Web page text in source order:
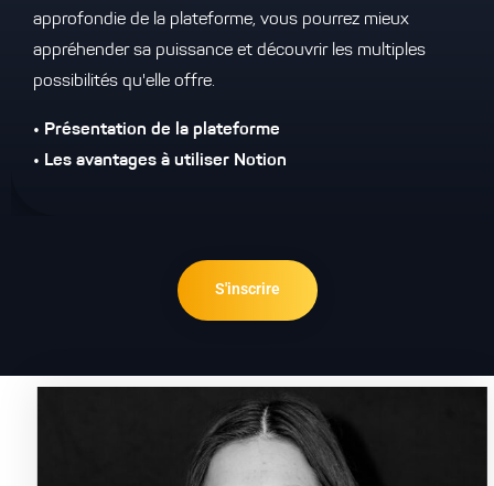
approfondie de la plateforme, vous pourrez mieux
appréhender sa puissance et découvrir les multiples
possibilités qu'elle offre.
• Présentation de la plateforme
• Les avantages à utiliser Notion
S'inscrire